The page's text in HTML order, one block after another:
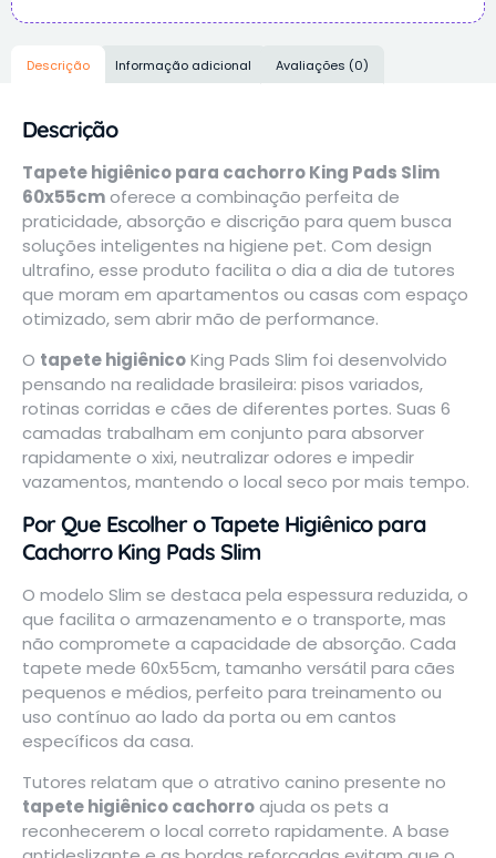
Descrição Informação adicional Avaliações (0)
Descrição
Tapete higiênico para cachorro King Pads Slim
60x55cmoferece a combinação perfeita de
praticidade, absorção e discrição para quem busca
soluções inteligentes na higiene pet. Com design
ultrafino, esse produto facilita o dia a dia de tutores
que moram em apartamentos ou casas com espaço
otimizado, sem abrir mão de performance.
O tapete higiênicoKing Pads Slim foi desenvolvido
pensando na realidade brasileira: pisos variados,
rotinas corridas e cães de diferentes portes. Suas 6
camadas trabalham em conjunto para absorver
rapidamente o xixi, neutralizar odores e impedir
vazamentos, mantendo o local seco por mais tempo.
Por Que Escolher o Tapete Higiênico para
Cachorro King Pads Slim
O modelo Slim se destaca pela espessura reduzida, o
que facilita o armazenamento e o transporte, mas
não compromete a capacidade de absorção. Cada
tapete mede 60x55cm, tamanho versátil para cães
pequenos e médios, perfeito para treinamento ou
uso contínuo ao lado da porta ou em cantos
específicos da casa.
Tutores relatam que o atrativo canino presente no
tapete higiênico cachorroajuda os pets a
reconhecerem o local correto rapidamente. A base